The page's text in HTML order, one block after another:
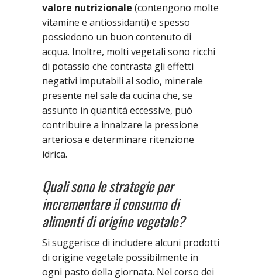
valore nutrizionale (contengono molte
vitamine e antiossidanti) e spesso
possiedono un buon contenuto di
acqua. Inoltre, molti vegetali sono ricchi
di potassio che contrasta gli effetti
negativi imputabili al sodio, minerale
presente nel sale da cucina che, se
assunto in quantità eccessive, può
contribuire a innalzare la pressione
arteriosa e determinare ritenzione
idrica.
Quali sono le strategie per
incrementare il consumo di
alimenti di origine vegetale?
Si suggerisce di includere alcuni prodotti
di origine vegetale possibilmente in
ogni pasto della giornata. Nel corso dei